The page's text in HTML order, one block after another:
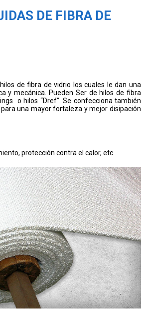
DE FIBRA DE
de fibra de vidrio los cuales le dan una
y mecánica. Pueden Ser de hilos de fibra
o hilos “Dref”. Se confecciona también
una mayor fortaleza y mejor disipación
protección contra el calor, etc.